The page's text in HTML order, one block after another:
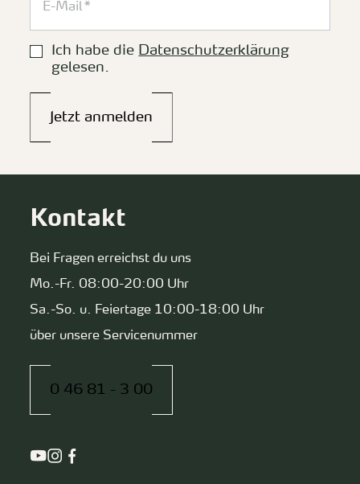
Ich habe die Datenschutzerklärung
gelesen.
Jetzt anmelden
Kontakt
Bei Fragen erreichst du uns
Mo.-Fr. 08:00-20:00 Uhr
Sa.-So. u. Feiertage 10:00-18:00 Uhr
über unsere Servicenummer
0 46 81 - 3 00